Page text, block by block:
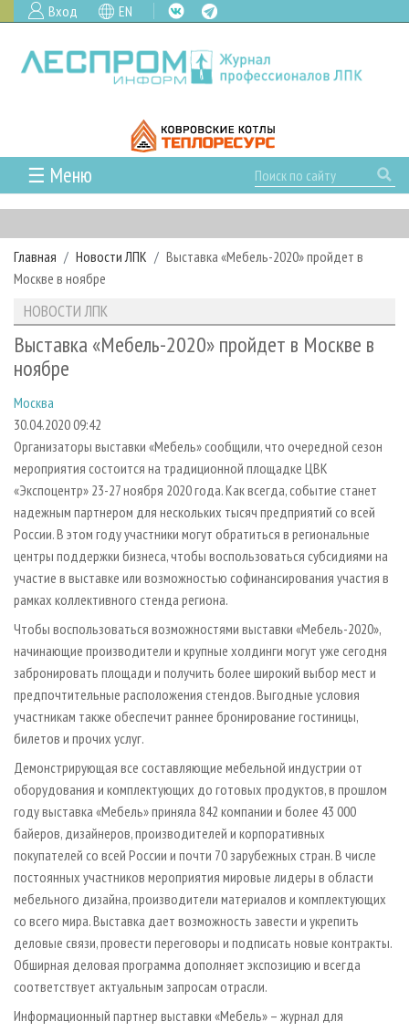
Вход EN
☰ Меню
ГЛАВНАЯ
РУБРИКИ И ТЕМЫ
РУБРИКИ ЖУРНАЛА
ЛЕСОЗАГОТОВКА
ЛЕСОПИЛЕНИЕ
СУШКА ДРЕВЕСИНЫ
ПРОИЗВОДСТВО ДРЕВЕСНЫХ ПЛИТ
ДЕРЕВЯННОЕ ДОМОСТРОЕНИЕ
ПРОИЗВОДСТВО МЕБЕЛИ
БИОЭНЕРГЕТИКА
ЦБП
ИНСТРУМЕНТ И МАТЕРИАЛЫ
НОВОСТИ
НОВОСТИ ЛПК
НОВОСТИ ЖУРНАЛА
ПРОЕКТЫ ЛПИ
АНАЛИТИКА
ПРЕДПРИЯТИЯ ЛПК
ПЕРСОНЫ
МОБИЛЬНЫЕ ВЫСТАВКИ
ОФИЦИАЛЬНЫЕ ДЕЛЕГАЦИИ
ПРИОРИТЕТНЫЕ ИНВЕСТПРОЕКТЫ
RUSSIAN FORESTRY REVIEW
ГАЗЕТА ЛЕСПРОМФОРУМ
БИБЛИОТЕКА СПЕЦИАЛИСТА
АРХИВ ЖУРНАЛОВ
О ЖУРНАЛЕ
КОНТАКТЫ
РЕКЛАМОДАТЕЛЯМ
РЕКЛАМА
РЕКЛАМА НА САЙТЕ
Главная Новости ЛПК
Выставка «Мебель-2020» пройдет в
Москве в ноябре
НОВОСТИ ЛПК
Выставка «Мебель-2020» пройдет в Москве в
ноябре
Москва
30.04.2020 09:42
Организаторы выставки «Мебель» сообщили, что очередной сезон
мероприятия состоится на традиционной площадке ЦВК
«Экспоцентр» 23-27 ноября 2020 года. Как всегда, событие станет
надежным партнером для нескольких тысяч предприятий со всей
России. В этом году участники могут обратиться в региональные
центры поддержки бизнеса, чтобы воспользоваться субсидиями на
участие в выставке или возможностью софинансирования участия в
рамках коллективного стенда региона.
Чтобы воспользоваться возможностями выставки «Мебель-2020»,
начинающие производители и крупные холдинги могут уже сегодня
забронировать площади и получить более широкий выбор мест и
предпочтительные расположения стендов. Выгодные условия
участникам также обеспечит раннее бронирование гостиницы,
билетов и прочих услуг.
Демонстрирующая все составляющие мебельной индустрии от
оборудования и комплектующих до готовых продуктов, в прошлом
году выставка «Мебель» приняла 842 компании и более 43 000
байеров, дизайнеров, производителей и корпоративных
покупателей со всей России и почти 70 зарубежных стран. В числе
постоянных участников мероприятия мировые лидеры в области
мебельного дизайна, производители материалов и комплектующих
со всего мира. Выставка дает возможность завести и укрепить
деловые связи, провести переговоры и подписать новые контракты.
Обширная деловая программа дополняет экспозицию и всегда
соответствует актуальным запросам отрасли.
Информационный партнер выставки «Мебель» – журнал для